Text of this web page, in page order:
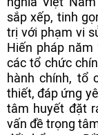
sắp xếp, tinh
trị với phạm vi
Hiến pháp
các tổ chức
hành chính, tổ
thiết, đáp ứng
tâm huyết đặt
vấn đề trọng